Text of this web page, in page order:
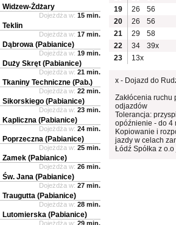
19
26
56
20
26
56
21
29
58
22
34
39x
23
13x
x - Dojazd do
Zakłócenia
odjazdów
Tolerancja:
opóźnienie - do 4
Kopiowanie i
jazdy w celach
Łódź Spółka z
Widzew-Żdżary
Dojeżdża w: 15 min.
Teklin
Dojeżdża w: 17 min.
Dąbrowa (Pabianice)
Dojeżdża w: 19 min.
Duży Skręt (Pabianice)
Dojeżdża w: 21 min.
Tkaniny Techniczne (Pab.)
Dojeżdża w: 22 min.
Sikorskiego (Pabianice)
Dojeżdża w: 23 min.
Kapliczna (Pabianice)
Dojeżdża w: 24 min.
Poprzeczna (Pabianice)
Dojeżdża w: 25 min.
Zamek (Pabianice)
Dojeżdża w: 26 min.
Św. Jana (Pabianice)
Dojeżdża w: 27 min.
Traugutta (Pabianice)
Dojeżdża w: 28 min.
Lutomierska (Pabianice)
Dojeżdża w: 29 min.